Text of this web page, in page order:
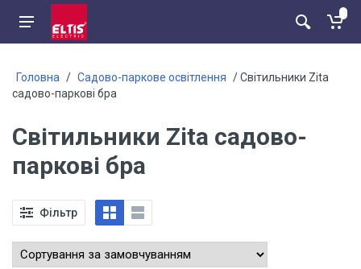
Головна / Садово-паркове освітлення / Світильники Zita
садово-паркові бра
Світильники Zita садово-
паркові бра
Фільтр